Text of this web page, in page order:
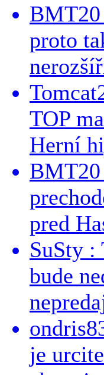
proto
TOP
Herní
pred
SuSty :
bude
je